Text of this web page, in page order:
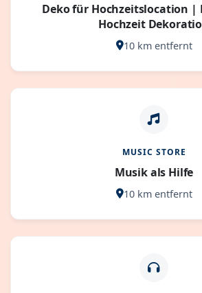
Deko für Hochzeitslocation |
Hochzeit
10 km entfernt
MUSIC STORE
Musik als Hilfe
10 km entfernt